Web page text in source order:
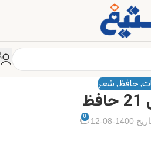
, حافظ, شعر
08-12
0